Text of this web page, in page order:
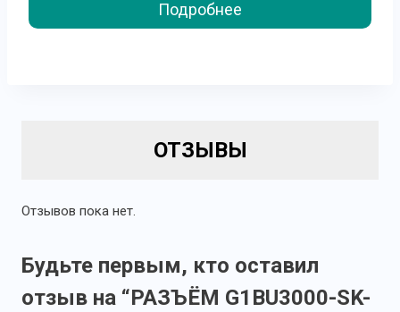
приборов приведены в таблице. Сравнительная таблица
линеек Отличительный критерий ТРМ201 ТРМ1.У2 Корпус
Подробнее
ОТЗЫВЫ
Отзывов пока нет.
Будьте первым, кто оставил
отзыв на “РАЗЪЁМ G1BU3000-SK-